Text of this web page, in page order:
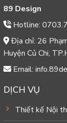
89 Design
Hotline:
Địa chỉ: 26
Huyện Củ Chi,
Email:
DỊCH VỤ
Thiết kế Nội